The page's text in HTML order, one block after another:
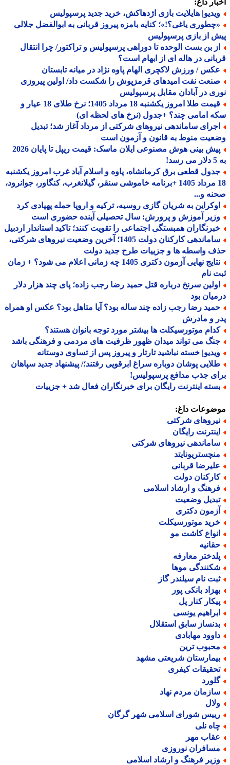
داغ:
هایلایت بازی اژدهاکش، خرید جدید پرسپولیس
یاغی؟!»؛ کنایه بامزه پیروز قربانی به ابوالفضل جلالی
از بازی پرسپولیس
بن بست الوحده تا دوراهی پرسپولیس و تراکتور/ چرا انتقال
در هاله ای از ابهام است؟
/ ورزش لاکچری الهام پاوه نژاد در میانه تابستان
نفت امیدهای قرمزپوش را شکست داد/ اولین پیروزی
در آبادان مقابل پرسپولیس
قیمت طلا امروز یکشنبه 18 مرداد 1405؛ نرخ طلای 18 عیار و
امامی چند؟ +جدول (نرخ های لحظه ای)
ساماندهی نیروهای شرکتی از مرداد آغاز شد؛ تبدیل
منوط به قانون و آزمون است
پیش بینی هوش مصنوعی ایلان ماسک: قیمت ریپل تا پایان 2026
قطعی برق کرمانشاه، پاوه و اسلام آباد غرب امروز یکشنبه
18 مرداد 1405 +برنامه خاموشی سنقر، گیلانغرب، کنگاور، جوانرود،
و...
به شریان گازی روسیه، ترکیه و اروپا حمله پهپادی کرد
آموزش و پرورش: سال تحصیلی آینده حضوری است
همبستگی اجتماعی را تقویت کنند؛ تاکید استاندار اردبیل
ساماندهی کارکنان دولت 1405؛ آخرین وضعیت نیروهای شرکتی،
واسطه ها و جزییات طرح جدید دولت
نتایج نهایی آزمون دکتری 1405 چه زمانی اعلام می شود؟ + زمان
نام
سرنخ درباره قتل حمید رضا رجب زاده؛ پای چند هزار دلار
بود
رضا رجب زاده چند ساله بود؟ آیا متاهل بود؟ عکس او همراه
و مادرش
موتورسیکلت ها بیشتر مورد توجه بانوان هستند؟
می تواند میدان ظهور ظرفیت های مردمی و فرهنگی باشد
خسته نباشید تارتار و پیروز پس از تساوی دوستانه
پوشان دوباره سراغ ابرقویی رفتند؛/ پیشنهاد جدید سپاهان
جذب مدافع پرسپولیس!
اینترنت رایگان برای خبرنگاران فعال شد + جزییات
داغ:
شرکتی
رایگان
نیروهای شرکتی
قربانی
دولت
و ارشاد اسلامی
وضعیت
دکتری
موتورسیکلت
کاشت مو
معارفه
موها
نام سیلندر گاز
بانکی پور
کنار پل
یونسی
سابق استقلال
مهابادی
ترین
شریعتی مشهد
کیفری
مردم نهاد
شورای اسلامی شهر گرگان
نلی
مهر
نوروزی
فرهنگ و ارشاد اسلامی